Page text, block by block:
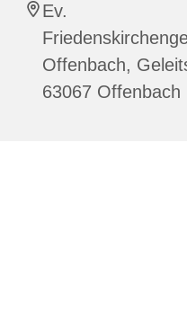
Ev.
Offenbach,
63067 Offenbach